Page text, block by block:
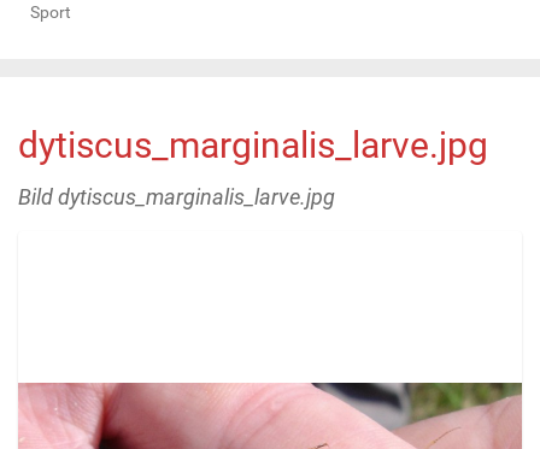
Sport
dytiscus_marginalis_larve.jpg
Bild dytiscus_marginalis_larve.jpg